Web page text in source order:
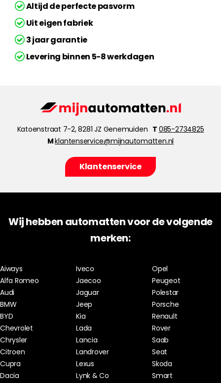
Altijd de perfecte pasvorm
Uit eigen fabriek
3 jaar garantie
Levering binnen 5-8 werkdagen
Katoenstraat 7-2, 8281 JZ Genemuiden T 085-2734825
Mklantenservice@mijnautomatten.nl
Klantenservice
Wij hebben automatten voor de volgende
merken:
Aiways
Alfa Romeo
Audi
BMW
BYD
Chevrolet
Chrysler
Citroen
Cupra
Dacia
Iveco
Jaecoo
Jaguar
Jeep
Kia
Lada
Lancia
Landrover
Lexus
Lynk & Co
Opel
Peugeot
Polestar
Porsche
Renault
Rover
Saab
Seat
Skoda
Smart